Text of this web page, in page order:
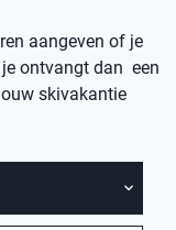
aangeven of je
ontvangt dan een
skivakantie